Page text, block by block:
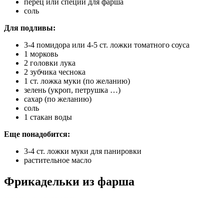
перец или специи для фарша
соль
Для подливы:
3-4 помидора или 4-5 ст. ложки томатного соуса
1 морковь
2 головки лука
2 зубчика чеснока
1 ст. ложка муки (по желанию)
зелень (укроп, петрушка …)
сахар (по желанию)
соль
1 стакан воды
Еще понадобится:
3-4 ст. ложки муки для панировки
растительное масло
Фрикадельки из фарша